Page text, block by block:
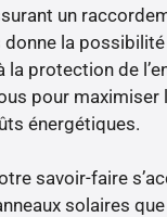
un
donne la
la protection de
pour maximiser
énergétiques.
savoir-faire
solaires